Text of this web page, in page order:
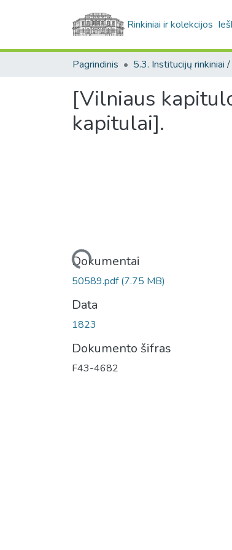
Rinkiniai ir kolekcijos
Pagrindinis
[Vilniaus
kapitulai].
Įkeliama...
Dokumentai
50589.pdf(7.75 MB)
Data
1823
Dokumento šifras
F43-4682